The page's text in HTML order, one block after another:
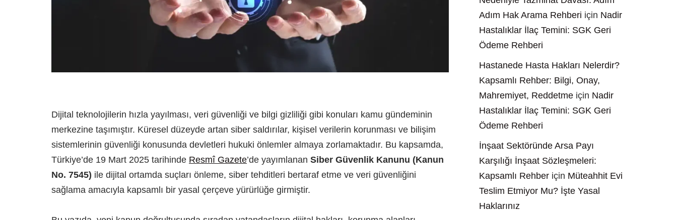
Dijital teknolojilerin hızla yayılması, veri güvenliği ve bilgi gizliliği gibi konuları kamu gündeminin
merkezine taşımıştır. Küresel düzeyde artan siber saldırılar, kişisel verilerin korunması ve bilişim
sistemlerinin güvenliği konusunda devletleri hukuki önlemler almaya zorlamaktadır. Bu kapsamda,
Türkiye’de 19 Mart 2025 tarihinde Resmî Gazete’de yayımlanan Siber Güvenlik Kanunu (Kanun
No. 7545) ile dijital ortamda suçları önleme, siber tehditleri bertaraf etme ve veri güvenliğini
sağlama amacıyla kapsamlı bir yasal çerçeve yürürlüğe girmiştir.
Adım Hak Arama Rehberi için Nadir
Hastalıklar İlaç Temini: SGK Geri
Ödeme Rehberi
Hastanede Hasta Hakları Nelerdir?
Kapsamlı Rehber: Bilgi, Onay,
Mahremiyet, Reddetme için Nadir
Hastalıklar İlaç Temini: SGK Geri
Ödeme Rehberi
İnşaat Sektöründe Arsa Payı
Karşılığı İnşaat Sözleşmeleri:
Kapsamlı Rehber için Müteahhit Evi
Teslim Etmiyor Mu? İşte Yasal
Haklarınız